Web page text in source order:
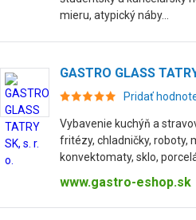
mieru, atypický náby...
GASTRO GLASS
Pridať
Vybavenie kuchýň a
fritézy, chladničky, roboty,
konvektomaty, sklo,
www.gastro-eshop.sk